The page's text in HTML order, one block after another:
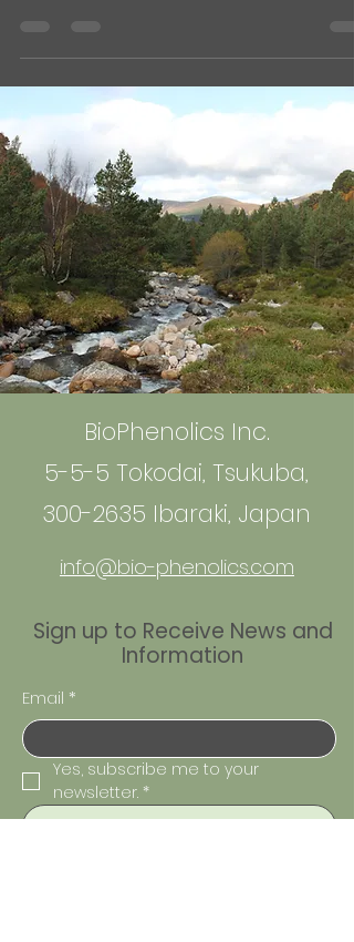
バイオ発酵法による芳香族化学品の生産技術開発
tci.co.jp/info/2024/02/22/17460 #2 2024/6/6
JACI ライフサイエンス技術部会反応分科会講演会
新化学技術推進協会 高谷CTO 有用物質生産（12
https://jaci-
event.com/
7%91%E4%BC%9A%E8%AC%9B%E6%BC%94%E4%B
BioPhenolics Inc.
5-5-5 Tokodai, Tsukuba,
300-2635 Ibaraki, Japan
info@bio-phenolics.com
Sign up to Receive News and
Information
Email *
Yes, subscribe me to your
newsletter. *